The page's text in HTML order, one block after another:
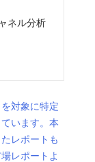
ネル分析
対象に特定
います。本
レポートも
レポートよ